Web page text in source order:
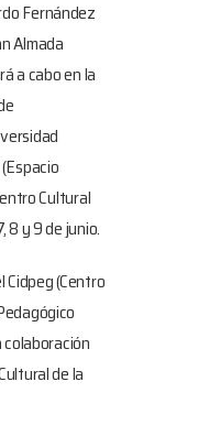
Fernández
Almada
a cabo en la
Cultural
8 y 9 de junio.
(Centro
de la